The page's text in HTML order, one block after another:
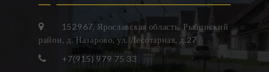
152967, Ярославская область, Рыбинский
район, д. Назарово, ул. Лесотарная, д.27
+7(915) 979 75 33